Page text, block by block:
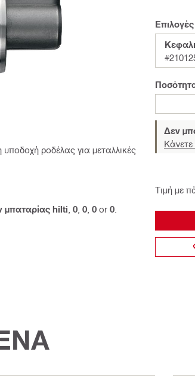
ροδέλας για μεταλλικές
μπαταρίας hilti 0 0 0 or 0
Δεν
Τιμή με